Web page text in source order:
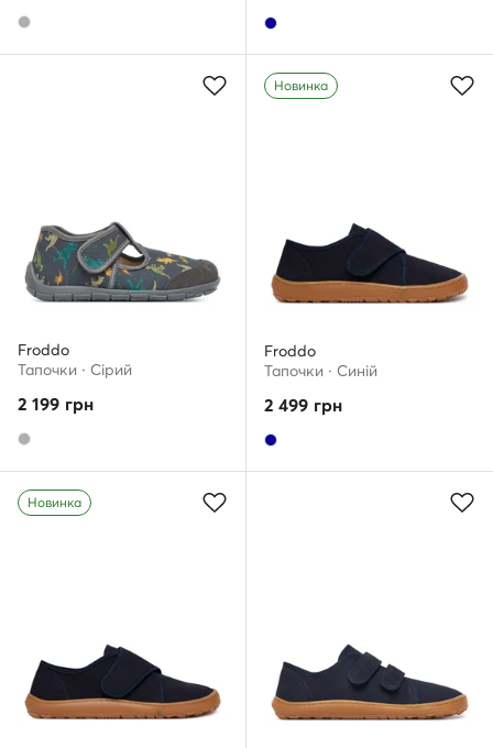
Froddo
Тапочки · Сірий
2 199 грн
Новинка
Froddo
Тапочки · Cиній
2 499 грн
Новинка